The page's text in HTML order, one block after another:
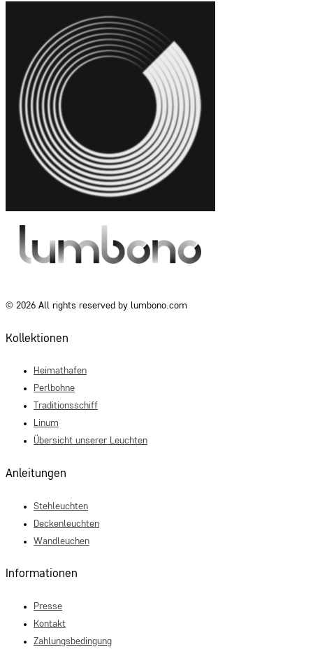
© 2026 All rights reserved by lumbono.com
Kollektionen
Heimathafen
Perlbohne
Traditionsschiff
Linum
Übersicht unserer Leuchten
Anleitungen
Stehleuchten
Deckenleuchten
Wandleuchen
Informationen
Presse
Kontakt
Zahlungsbedingung